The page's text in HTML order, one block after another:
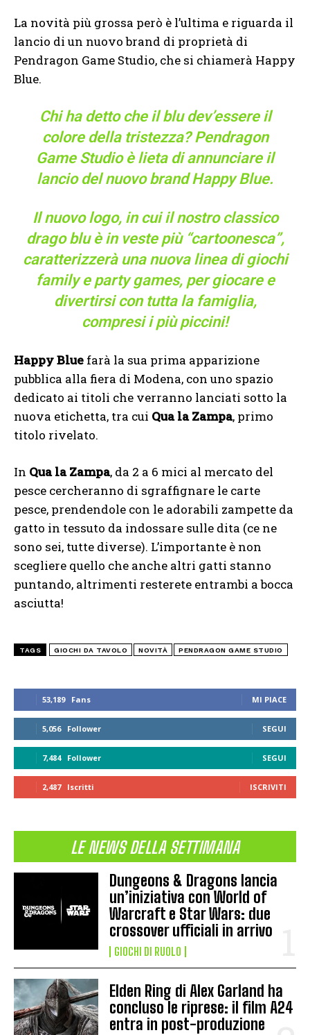
53,189 Fans MI PIACE
5,056 Follower SEGUI
7,484 Follower SEGUI
2,487 Iscritti ISCRIVITI
LE NEWS DELLA SETTIMANA
Dungeons & Dragons lancia
un’iniziativa con World of
Warcraft e Star Wars: due
crossover ufficiali in arrivo
GIOCHI DI RUOLO
Elden Ring di Alex Garland ha
concluso le riprese: il film A24
entra in post-produzione
La novità più grossa però è l’ultima e riguarda il
lancio di un nuovo brand di proprietà di
Pendragon Game Studio, che si chiamerà Happy
Blue.
Chi ha detto che il blu dev’essere il
colore della tristezza? Pendragon
Game Studio è lieta di annunciare il
lancio del nuovo brand Happy Blue.
Il nuovo logo, in cui il nostro classico
drago blu è in veste più “cartoonesca”,
caratterizzerà una nuova linea di giochi
family e party games, per giocare e
divertirsi con tutta la famiglia,
compresi i più piccini!
Happy Blue farà la sua prima apparizione
pubblica alla fiera di Modena, con uno spazio
dedicato ai titoli che verranno lanciati sotto la
nuova etichetta, tra cui Qua la Zampa, primo
titolo rivelato.
In Qua la Zampa, da 2 a 6 mici al mercato del
pesce cercheranno di sgraffignare le carte
pesce, prendendole con le adorabili zampette da
gatto in tessuto da indossare sulle dita (ce ne
sono sei, tutte diverse). L’importante è non
scegliere quello che anche altri gatti stanno
puntando, altrimenti resterete entrambi a bocca
asciutta!
TAGS GIOCHI DA TAVOLO NOVITÀ PENDRAGON GAME STUDIO